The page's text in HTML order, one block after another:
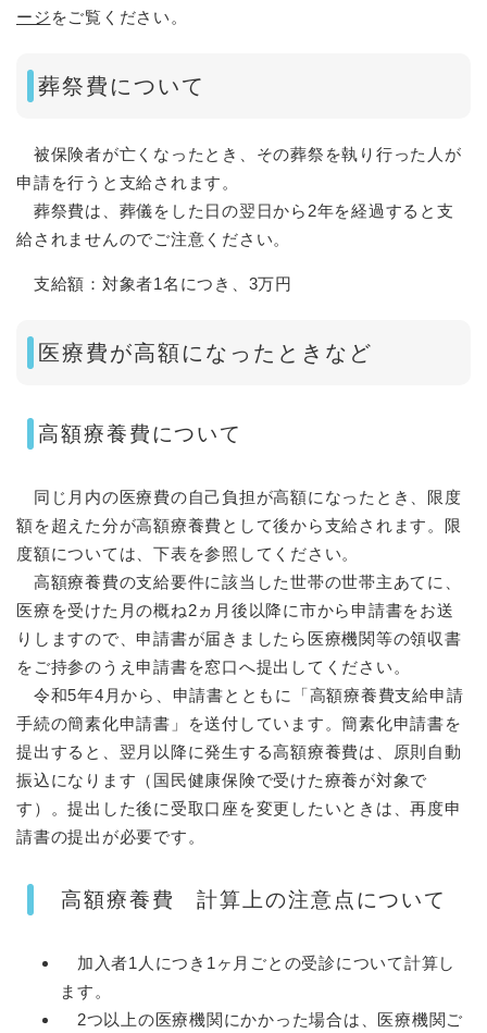
ージ をご覧ください。
葬祭費について
被保険者が亡くなったとき、その葬祭を執り行った人が
申請を行うと支給されます。
葬祭費は、葬儀をした日の翌日から2年を経過すると支
給されませんのでご注意ください。
支給額：対象者1名につき、3万円
医療費が高額になったときなど
高額療養費について
同じ月内の医療費の自己負担が高額になったとき、限度
額を超えた分が高額療養費として後から支給されます。限
度額については、下表を参照してください。
高額療養費の支給要件に該当した世帯の世帯主あてに、
医療を受けた月の概ね2ヵ月後以降に市から申請書をお送
りしますので、申請書が届きましたら医療機関等の領収書
をご持参のうえ申請書を窓口へ提出してください。
令和5年4月から、申請書とともに「高額療養費支給申請
手続の簡素化申請書」を送付しています。簡素化申請書を
提出すると、翌月以降に発生する高額療養費は、原則自動
振込になります（国民健康保険で受けた療養が対象で
す）。提出した後に受取口座を変更したいときは、再度申
請書の提出が必要です。
高額療養費 計算上の注意点について
加入者1人につき1ヶ月ごとの受診について計算し
ます。
2つ以上の医療機関にかかった場合は、医療機関ご